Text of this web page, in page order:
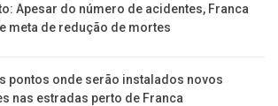
Apesar do número de acidentes, Franca
meta de redução de mortes
pontos onde serão instalados novos
nas estradas perto de Franca